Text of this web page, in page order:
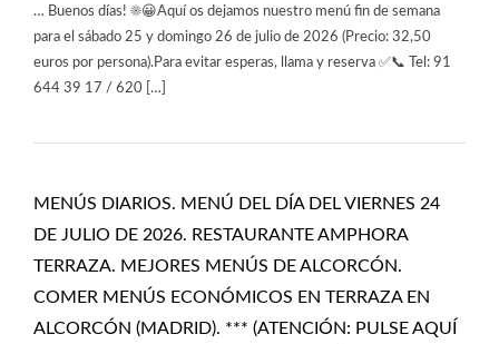
… Buenos días! ☀️😀Aquí os dejamos nuestro menú fin de semana
para el sábado 25 y domingo 26 de julio de 2026 (Precio: 32,50
euros por persona).Para evitar esperas, llama y reserva ✅📞 Tel: 91
644 39 17 / 620 […]
MENÚS DIARIOS. MENÚ DEL DÍA DEL VIERNES 24
DE JULIO DE 2026. RESTAURANTE AMPHORA
TERRAZA. MEJORES MENÚS DE ALCORCÓN.
COMER MENÚS ECONÓMICOS EN TERRAZA EN
ALCORCÓN (MADRID). *** (ATENCIÓN: PULSE AQUÍ